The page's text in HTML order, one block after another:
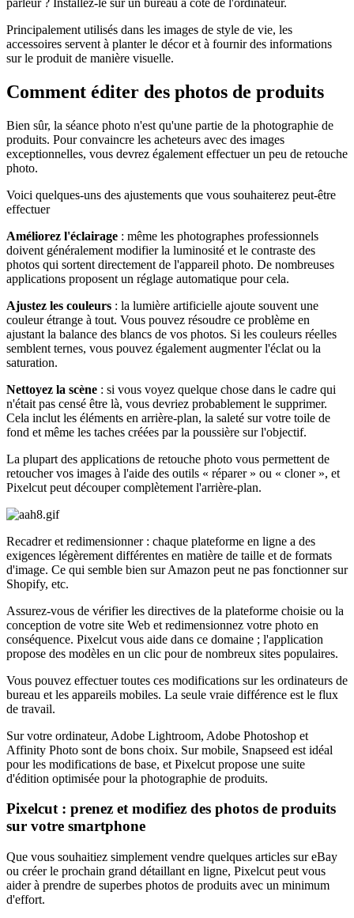
parleur ? Installez-le sur un bureau à côté de l'ordinateur.
Principalement utilisés dans les images de style de vie, les
accessoires servent à planter le décor et à fournir des informations
sur le produit de manière visuelle.
Comment éditer des photos de produits
Bien sûr, la séance photo n'est qu'une partie de la photographie de
produits. Pour convaincre les acheteurs avec des images
exceptionnelles, vous devrez également effectuer un peu de retouche
photo.
Voici quelques-uns des ajustements que vous souhaiterez peut-être
effectuer
Améliorez l'éclairage : même les photographes professionnels
doivent généralement modifier la luminosité et le contraste des
photos qui sortent directement de l'appareil photo. De nombreuses
applications proposent un réglage automatique pour cela.
Ajustez les couleurs : la lumière artificielle ajoute souvent une
couleur étrange à tout. Vous pouvez résoudre ce problème en
ajustant la balance des blancs de vos photos. Si les couleurs réelles
semblent ternes, vous pouvez également augmenter l'éclat ou la
saturation.
Nettoyez la scène : si vous voyez quelque chose dans le cadre qui
n'était pas censé être là, vous devriez probablement le supprimer.
Cela inclut les éléments en arrière-plan, la saleté sur votre toile de
fond et même les taches créées par la poussière sur l'objectif.
La plupart des applications de retouche photo vous permettent de
retoucher vos images à l'aide des outils « réparer » ou « cloner », et
Pixelcut peut découper complètement l'arrière-plan.
Recadrer et redimensionner : chaque plateforme en ligne a des
exigences légèrement différentes en matière de taille et de formats
d'image. Ce qui semble bien sur Amazon peut ne pas fonctionner sur
Shopify, etc.
Assurez-vous de vérifier les directives de la plateforme choisie ou la
conception de votre site Web et redimensionnez votre photo en
conséquence. Pixelcut vous aide dans ce domaine ; l'application
propose des modèles en un clic pour de nombreux sites populaires.
Vous pouvez effectuer toutes ces modifications sur les ordinateurs de
bureau et les appareils mobiles. La seule vraie différence est le flux
de travail.
Sur votre ordinateur, Adobe Lightroom, Adobe Photoshop et
Affinity Photo sont de bons choix. Sur mobile, Snapseed est idéal
pour les modifications de base, et Pixelcut propose une suite
d'édition optimisée pour la photographie de produits.
Pixelcut : prenez et modifiez des photos de produits
sur votre smartphone
Que vous souhaitiez simplement vendre quelques articles sur eBay
ou créer le prochain grand détaillant en ligne, Pixelcut peut vous
aider à prendre de superbes photos de produits avec un minimum
d'effort.